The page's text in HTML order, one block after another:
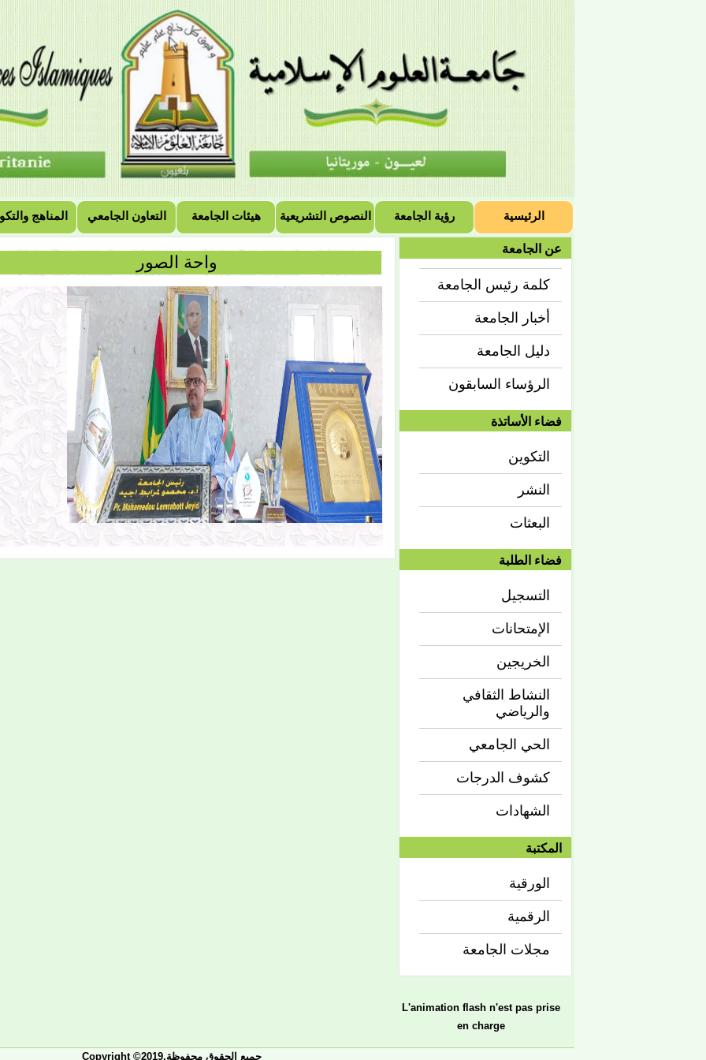
المناهج التعاون الجامعي هيئات الجامعة النصوص التشريعية رؤية الجامعة الرئيسية
واحة الصور
عن الجامعة
كلمة رئيس الجامعة
أخبار الجامعة
دليل الجامعة
الرؤساء السابقون
فضاء الأساتذة
التكوين
النشر
البعثات
فضاء الطلبة
التسجيل
الإمتحانات
الخريجين
النشاط الثقافي
والرياضي
الحي الجامعي
كشوف الدرجات
الشهادات
المكتبة
الورقية
الرقمية
مجلات الجامعة
L'animation flash n'est pas prise
en charge
Copyright ©2019.جميع الحقوق محفوظة